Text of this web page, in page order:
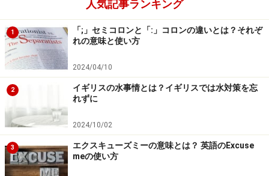
feestyle skiing moguls（フリースタイル）、dual
moguls（デュアル）こちらの競技にも、世界トップレベ
ルの選手がいますね。
4. ノルディック：Nordic skiing
やはりスキーはskiingという-ing形で表します。
Combined（ノルディック複合）
す。ぜひ、日本のお家芸復活となって欲しいですね！
5. スノーボード：Snowboading
人気記事ランキング
1
「;」セミコロンと「:」コロンの違いとは？それぞ
れの意味と使い方
2024/04/10
2
イギリスの水事情とは？イギリスでは水対策を忘
れずに
2024/10/02
3
エクスキューズミーの意味とは？ 英語のExcuse
meの使い方